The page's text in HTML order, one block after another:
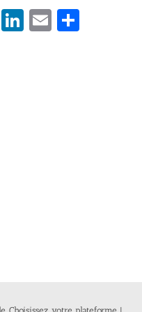
Twitter
LinkedIn
Email